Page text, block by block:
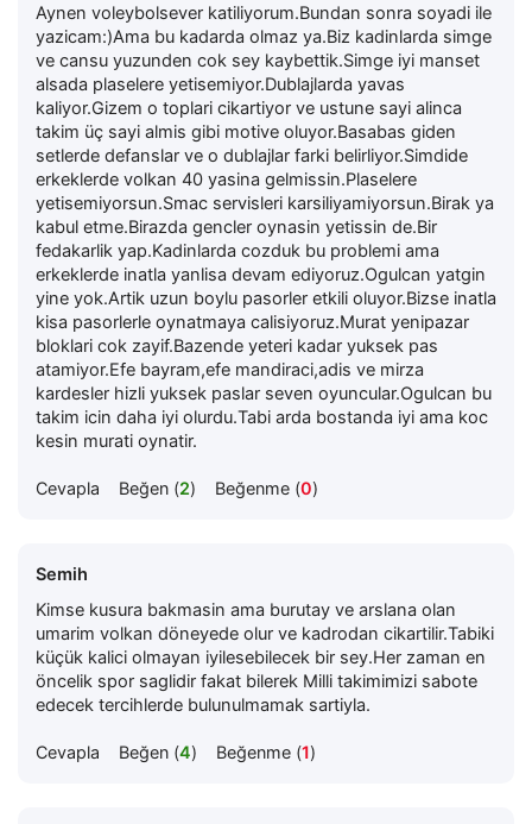
Aynen voleybolsever katiliyorum.Bundan sonra soyadi ile
yazicam:)Ama bu kadarda olmaz ya.Biz kadinlarda simge
ve cansu yuzunden cok sey kaybettik.Simge iyi manset
alsada plaselere yetisemiyor.Dublajlarda yavas
kaliyor.Gizem o toplari cikartiyor ve ustune sayi alinca
takim üç sayi almis gibi motive oluyor.Basabas giden
setlerde defanslar ve o dublajlar farki belirliyor.Simdide
erkeklerde volkan 40 yasina gelmissin.Plaselere
yetisemiyorsun.Smac servisleri karsiliyamiyorsun.Birak ya
kabul etme.Birazda gencler oynasin yetissin de.Bir
fedakarlik yap.Kadinlarda cozduk bu problemi ama
erkeklerde inatla yanlisa devam ediyoruz.Ogulcan yatgin
yine yok.Artik uzun boylu pasorler etkili oluyor.Bizse inatla
kisa pasorlerle oynatmaya calisiyoruz.Murat yenipazar
bloklari cok zayif.Bazende yeteri kadar yuksek pas
atamiyor.Efe bayram,efe mandiraci,adis ve mirza
kardesler hizli yuksek paslar seven oyuncular.Ogulcan bu
takim icin daha iyi olurdu.Tabi arda bostanda iyi ama koc
kesin murati oynatir.
Cevapla Beğen (2) Beğenme (0)
Semih
Kimse kusura bakmasin ama burutay ve arslana olan
umarim volkan döneyede olur ve kadrodan cikartilir.Tabiki
küçük kalici olmayan iyilesebilecek bir sey.Her zaman en
öncelik spor saglidir fakat bilerek Milli takimimizi sabote
edecek tercihlerde bulunulmamak sartiyla.
Cevapla Beğen (4) Beğenme (1)